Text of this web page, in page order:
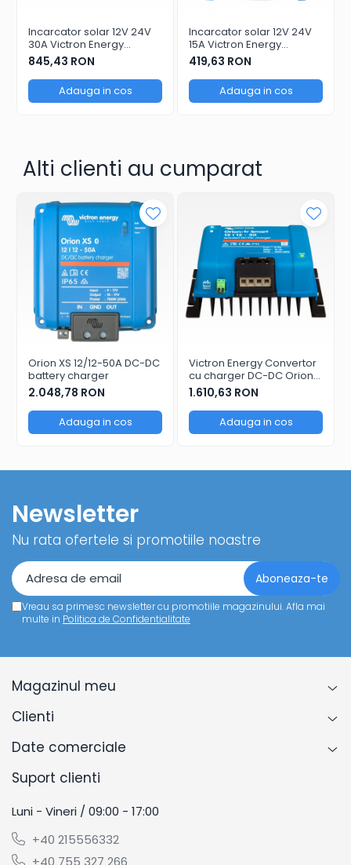
Incarcator solar 12V 24V
30A Victron Energy
SmartSolar MPPT 100/30
845,43 RON
Adauga in cos
Incarcator solar 12V 24V
15A Victron Energy
SmartSolar MPPT 75/15
419,63 RON
Adauga in cos
Alti clienti au cumparat
Orion XS 12/12-50A DC-DC
battery charger
2.048,78 RON
Adauga in cos
Victron Energy Convertor
cu charger DC-DC Orion-
Tr Smart Isolated 12/12-30
(360W)
1.610,63 RON
Adauga in cos
Newsletter
Nu rata ofertele si promotiile noastre
Vreau sa primesc newsletter cu promotiile magazinului. Afla mai
multe in Politica de Confidentialitate
Magazinul meu
Clienti
Date comerciale
Suport clienti
Luni - Vineri / 09:00 - 17:00
+40 215556332
+40 755 327 266